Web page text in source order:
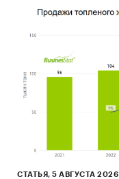
СТАТЬЯ, 5 АВГУСТА 2026